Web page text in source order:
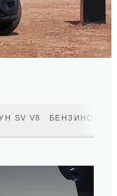
SV V8 БЕНЗИНОВИЙ